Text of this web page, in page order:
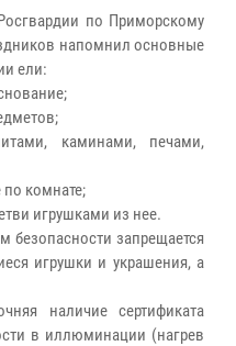
по Приморскому
напомнил основные
ели:
каминами, печами,
по комнате;
игрушками из нее.
запрещается
игрушки и украшения, а
наличие сертификата
в иллюминации (нагрев